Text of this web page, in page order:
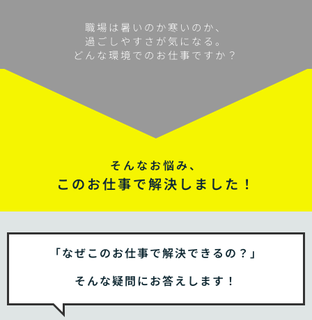
職場は暑いのか寒いのか、
過ごしやすさが気になる。
どんな環境でのお仕事ですか？
そんなお悩み、
このお仕事で解決しました！
「なぜこのお仕事で解決できるの？」
そんな疑問にお答えします！